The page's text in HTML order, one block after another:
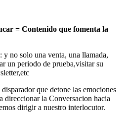
= Contenido que fomenta la
no solo una venta, una llamada,
un periodo de prueba,visitar su
que detone las emociones
direccionar la Conversacion hacia
dirigir a nuestro interlocutor.